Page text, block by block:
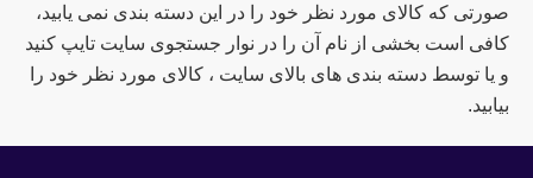
صورتی که کالای مورد نظر خود را در این دسته بندی نمی یابید،
کافی است بخشی از نام آن را در نوار جستجوی سایت تایپ کنید
و یا توسط دسته بندی های بالای سایت ، کالای مورد نظر خود را
بیابید.